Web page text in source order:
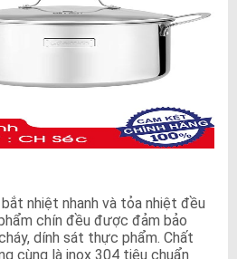
nhiệt nhanh và tỏa nhiệt đều
chín đều được đảm bảo
dính sát thực phẩm. Chất
cùng là inox 304 tiêu chuẩn